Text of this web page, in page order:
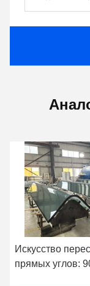
Искусство
прямых углов: